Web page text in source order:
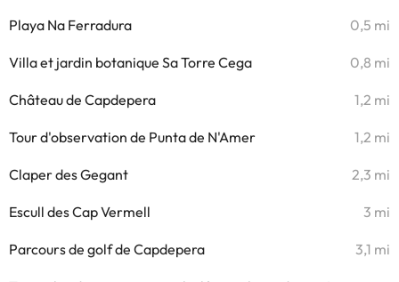
Playa Na Ferradura 0,5 mi
Villa et jardin botanique Sa Torre Cega 0,8 mi
Château de Capdepera 1,2 mi
Tour d'observation de Punta de N'Amer 1,2 mi
Claper des Gegant 2,3 mi
Escull des Cap Vermell 3 mi
Parcours de golf de Capdepera 3,1 mi